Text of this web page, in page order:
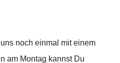
noch einmal mit einem
am Montag kannst Du